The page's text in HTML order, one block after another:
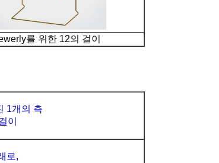
를 위한 12의 걸이
1개의 측
이
로,